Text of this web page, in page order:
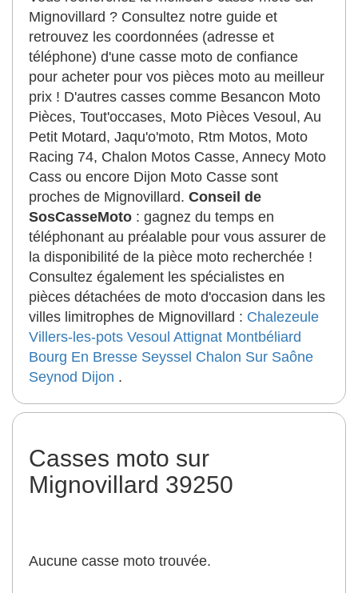
Mignovillard ? Consultez notre guide et
retrouvez les coordonnées (adresse et
téléphone) d'une casse moto de confiance
pour acheter pour vos pièces moto au meilleur
prix ! D'autres casses comme Besancon Moto
Pièces, Tout'occases, Moto Pièces Vesoul, Au
Petit Motard, Jaqu'o'moto, Rtm Motos, Moto
Racing 74, Chalon Motos Casse, Annecy Moto
Cass ou encore Dijon Moto Casse sont
proches de Mignovillard. Conseil de
SosCasseMoto : gagnez du temps en
téléphonant au préalable pour vous assurer de
la disponibilité de la pièce moto recherchée !
Consultez également les spécialistes en
pièces détachées de moto d'occasion dans les
villes limitrophes de Mignovillard : Chalezeule
Villers-les-pots Vesoul Attignat Montbéliard
Bourg En Bresse Seyssel Chalon Sur Saône
Seynod Dijon .
Casses moto sur
Mignovillard 39250
Aucune casse moto trouvée.